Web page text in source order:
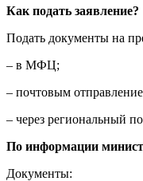
Как подать заявление?
Подать документы на
– в МФЦ;
– почтовым
– через региональный
По информации
Документы: